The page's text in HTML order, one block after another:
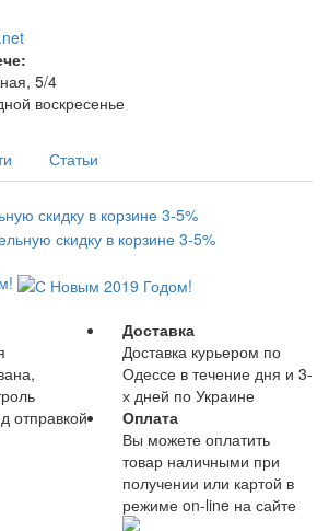
5/4
воскресенье
Статьи
скидку в корзине 3-5%
отправкой
Доставка
Доставка курьером по
Одессе в течение дня и 3-
х дней по Украине
Оплата
Вы можете оплатить
товар наличными при
получении или картой в
режиме on-line на сайте